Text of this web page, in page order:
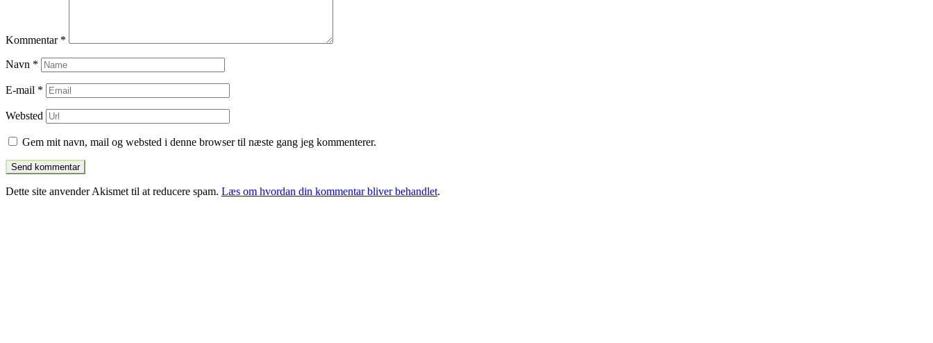
Kommentar *
Navn *
E-mail *
Websted
Gem mit navn, mail og websted i denne browser til næste gang jeg kommenterer.
Dette site anvender Akismet til at reducere spam. Læs om hvordan din kommentar bliver behandlet.